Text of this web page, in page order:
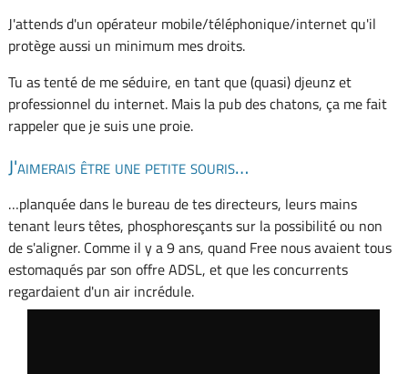
J'attends d'un opérateur mobile/téléphonique/internet qu'il
protège aussi un minimum mes droits.
Tu as tenté de me séduire, en tant que (quasi) djeunz et
professionnel du internet. Mais la pub des chatons, ça me fait
rappeler que je suis une proie.
J'aimerais être une petite souris…
…planquée dans le bureau de tes directeurs, leurs mains
tenant leurs têtes, phosphoresçants sur la possibilité ou non
de s'aligner. Comme il y a 9 ans, quand Free nous avaient tous
estomaqués par son offre ADSL, et que les concurrents
regardaient d'un air incrédule.